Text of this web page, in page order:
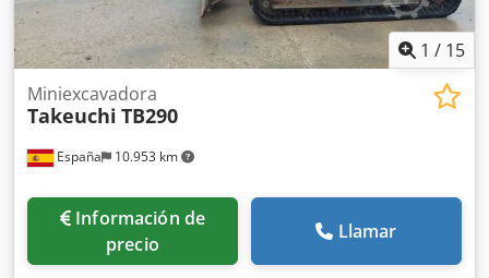
1 / 15
España 10.953 km
Miniexcavadora
Takeuchi TB290
Información de
precio
Llamar